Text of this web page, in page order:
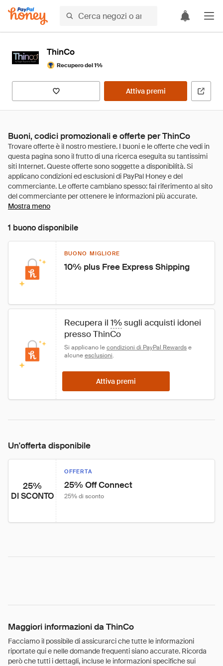
ThinCo
Recupero del 1%
Attiva premi
Buoni, codici promozionali e offerte per ThinCo
Mostra meno
1 buono disponibile
BUONO MIGLIORE
10% plus Free Express Shipping
Recupera il 1% sugli acquisti idonei
presso ThinCo
Si applicano le condizioni di PayPal Rewards e
alcune esclusioni.
Attiva premi
Un'offerta disponibile
25%
DI SCONTO
OFFERTA
25% Off Connect
25% di sconto
Maggiori informazioni da ThinCo
Facciamo il possibile di assicurarci che tutte le informazioni
riportate qui e nelle domande frequenti siano accurate. Ricorda
però che tutti i dettagli, incluse le informazioni specifiche sui